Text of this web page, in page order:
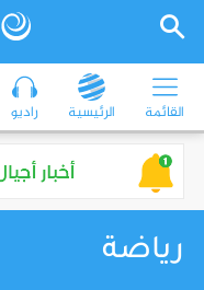
القائمة الرئيسية راديو
رياضة